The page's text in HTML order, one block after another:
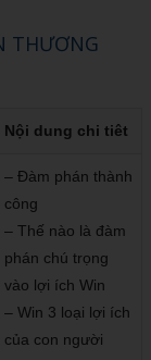
THƯƠNG
Nội dung chi tiêt
– Đàm phán thành
công
– Thế nào là đàm
phán chú trọng
vào lợi ích Win
– Win 3 loại lợi ích
của con người